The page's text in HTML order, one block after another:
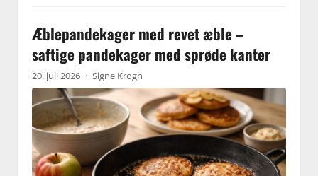
Æblepandekager med revet æble –
saftige pandekager med sprøde kanter
20. juli 2026 · Signe Krogh